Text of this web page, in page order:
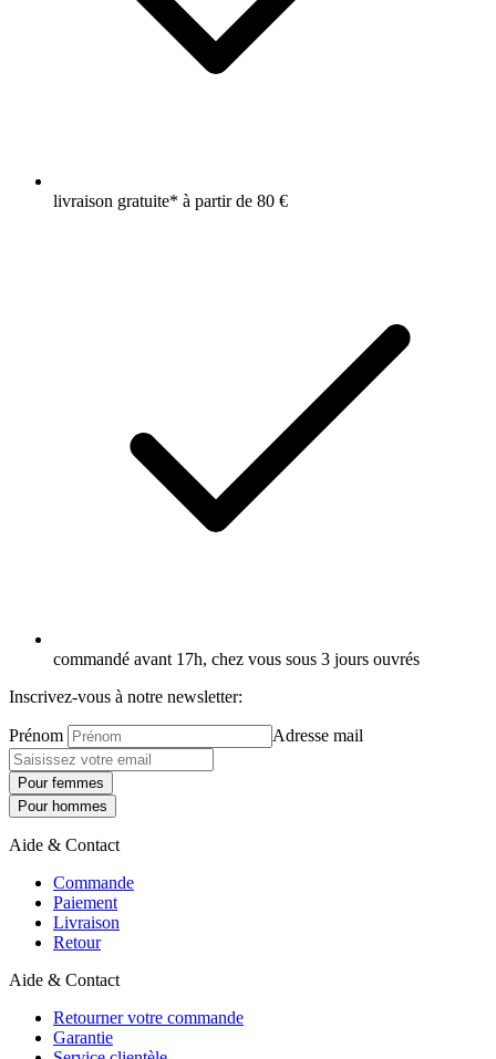
livraison gratuite* à partir de 80 €
commandé avant 17h, chez vous sous 3 jours ouvrés
Inscrivez-vous à notre newsletter:
Prénom Adresse mail
Pour femmes
Pour hommes
Aide & Contact
Commande
Paiement
Livraison
Retour
Aide & Contact
Retourner votre commande
Garantie